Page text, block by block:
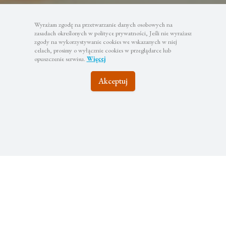
Wyrażam zgodę na przetwarzanie danych osobowych na
zasadach określonych w polityce prywatności, Jeśli nie wyrażasz
zgody na wykorzystywanie cookies we wskazanych w niej
celach, prosimy o wyłącznie cookies w przeglądarce lub
opuszczenie serwisu. Więcej
Akceptuj